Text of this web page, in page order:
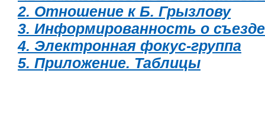
2. Отношение к Б. Грызлову
3. Информированность о
4. Электронная фокус-группа
5. Приложение. Таблицы